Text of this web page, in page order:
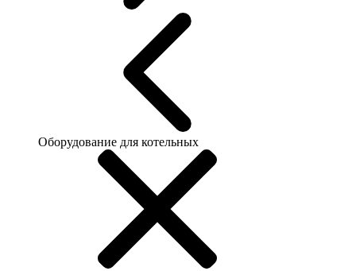
Оборудование для котельных